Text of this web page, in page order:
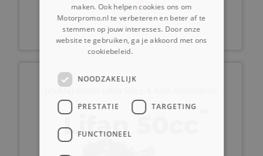
€ 4,99
(29A1a) Orion Lifan 50cc 4-takt motorblok
maken. Ook helpen cookies ons om
Motorpromo.nl te verbeteren en beter af te
stemmen op jouw interesses. Door onze
website te gebruiken, ga je akkoord met ons
cookiebeleid.
NOODZAKELIJK
PRESTATIE TARGETING
FUNCTIONEEL